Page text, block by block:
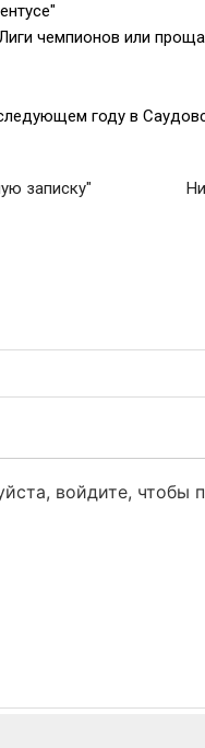
чемпионов или
году в
записку"
войдите, чтобы